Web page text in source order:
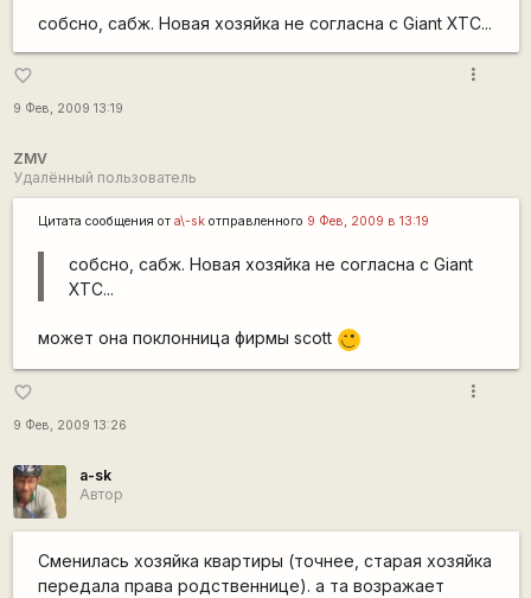
собсно, сабж. Новая хозяйка не согласна с Giant XTC...
favorite_border
9 Фев, 2009 13:19
more_vert
ZMV
Удалённый пользователь
Цитата сообщения от a\-skотправленного 9 Фев, 2009 в 13:19
собсно, сабж. Новая хозяйка не согласна с Giant
XTC...
может она поклонница фирмы scott ;)
favorite_border
9 Фев, 2009 13:26
more_vert
a-sk
Автор
Сменилась хозяйка квартиры (точнее, старая хозяйка
передала права родственнице). а та возражает